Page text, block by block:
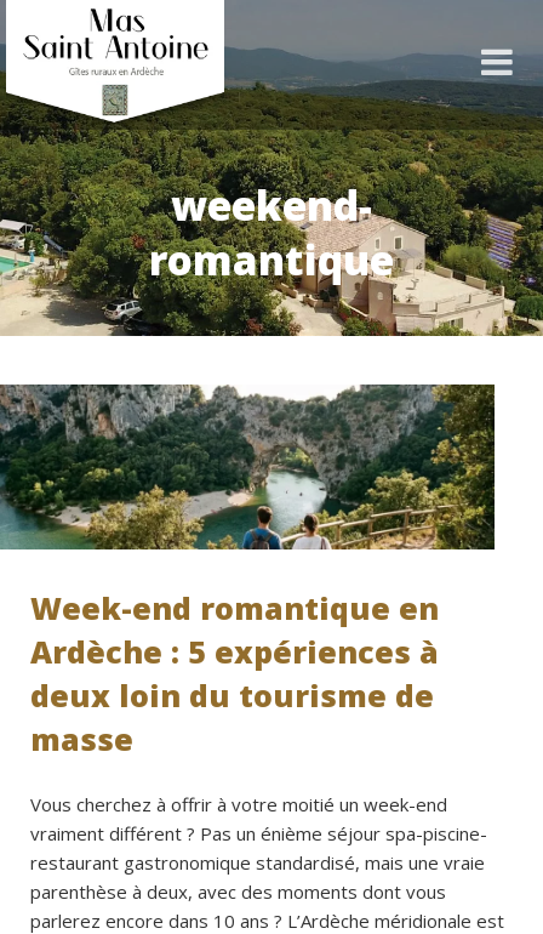
weekend-
romantique
Week-end romantique en
Ardèche : 5 expériences à
deux loin du tourisme de
masse
Vous cherchez à offrir à votre moitié un week-end
vraiment différent ? Pas un énième séjour spa-piscine-
restaurant gastronomique standardisé, mais une vraie
parenthèse à deux, avec des moments dont vous
parlerez encore dans 10 ans ? L’Ardèche méridionale est